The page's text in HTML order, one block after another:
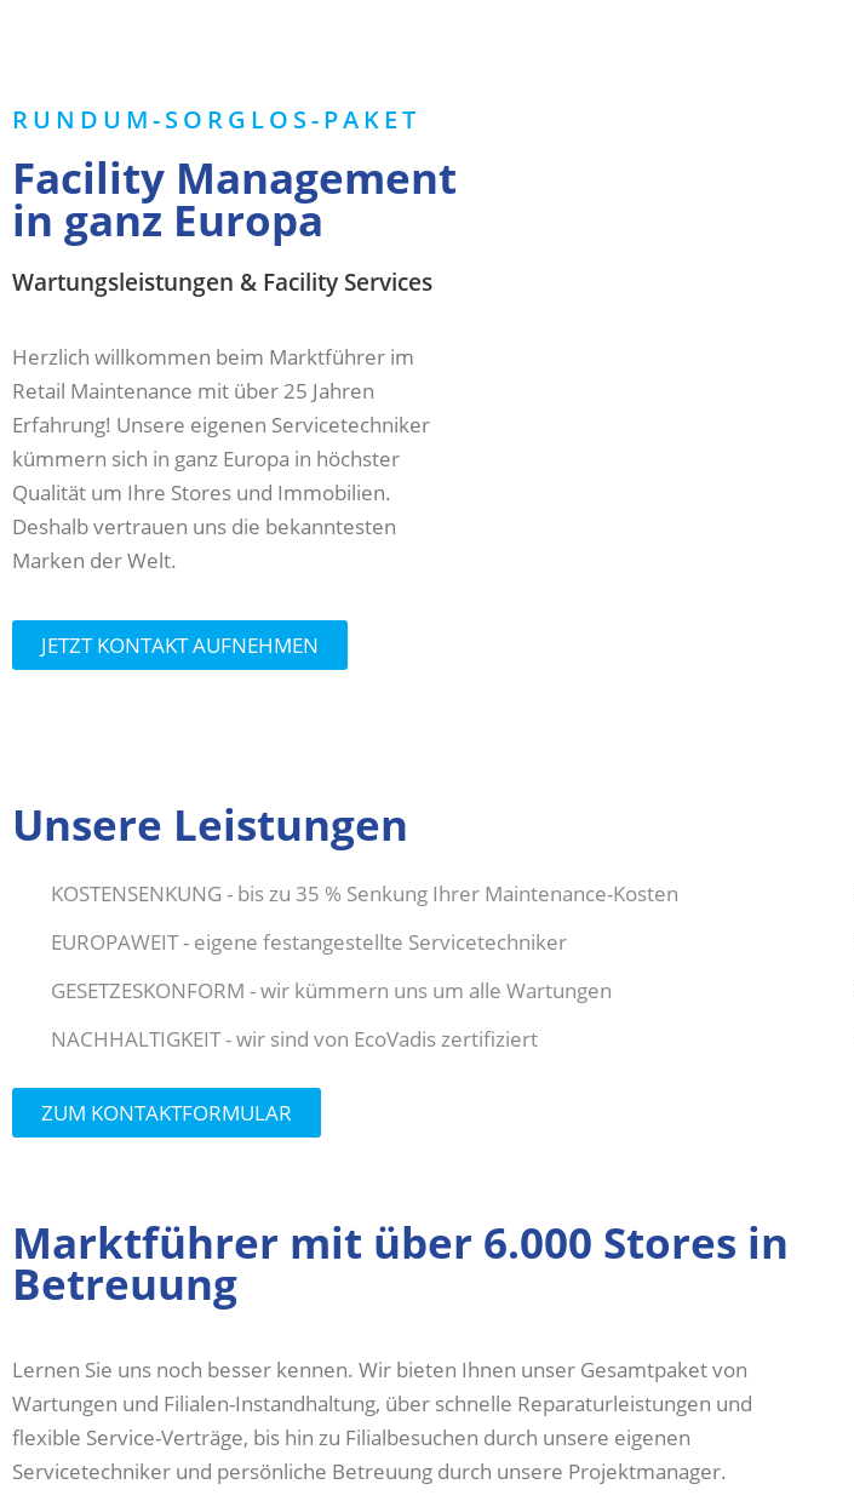
RUNDUM-SORGLOS-PAKET
Facility Management
in ganz Europa
Wartungsleistungen & Facility Services
Herzlich willkommen beim Marktführer im
Retail Maintenance mit über 25 Jahren
Erfahrung! Unsere eigenen Servicetechniker
kümmern sich in ganz Europa in höchster
Qualität um Ihre Stores und Immobilien.
Deshalb vertrauen uns die bekanntesten
Marken der Welt.
JETZT KONTAKT AUFNEHMEN
Unsere Leistungen
KOSTENSENKUNG - bis zu 35 % Senkung Ihrer Maintenance-Kosten
EUROPAWEIT - eigene festangestellte Servicetechniker
GESETZESKONFORM - wir kümmern uns um alle Wartungen
NACHHALTIGKEIT - wir sind von EcoVadis zertifiziert
ZUM KONTAKTFORMULAR
Marktführer mit über 6.000 Stores in
Betreuung
Lernen Sie uns noch besser kennen. Wir bieten Ihnen unser Gesamtpaket von
Wartungen und Filialen-Instandhaltung, über schnelle Reparaturleistungen und
flexible Service-Verträge, bis hin zu Filialbesuchen durch unsere eigenen
Servicetechniker und persönliche Betreuung durch unsere Projektmanager.